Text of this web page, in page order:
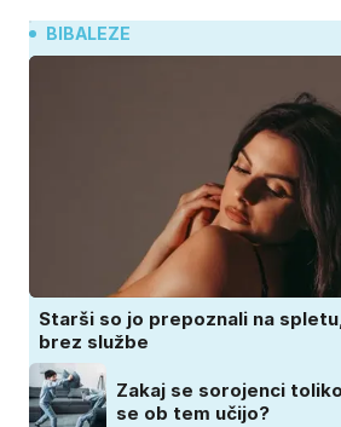
BIBALEZE
Starši so jo prepoznali na
brez službe
Zakaj se sorojenci
se ob tem učijo?